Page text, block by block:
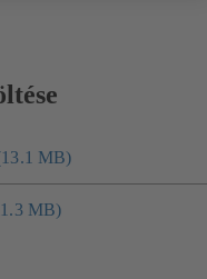
MB)
MB)